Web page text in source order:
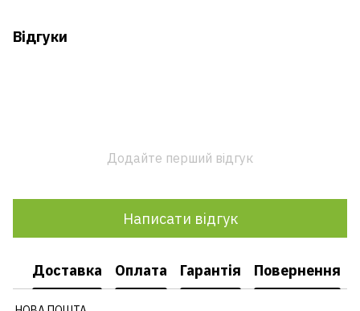
Відгуки
Додайте перший відгук
Написати відгук
Доставка Оплата Гарантія Повернення